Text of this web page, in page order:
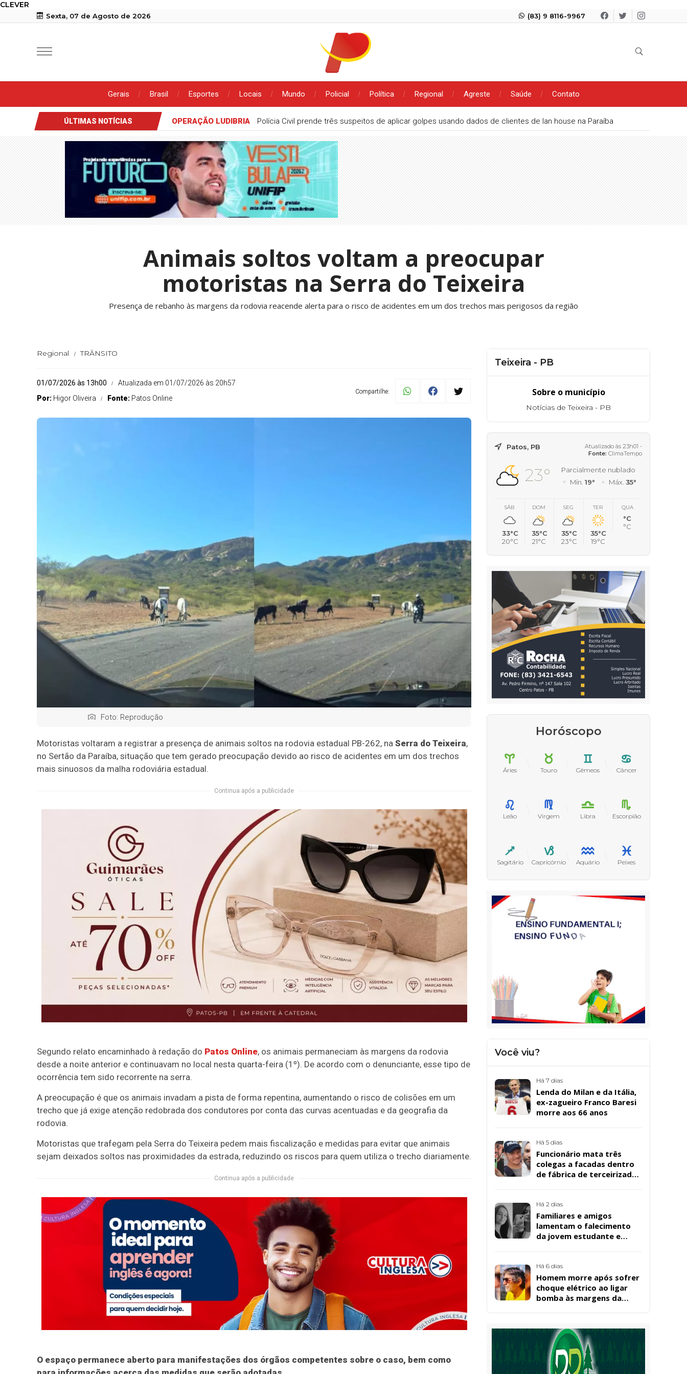
CLEVER
Sexta, 07 de Agosto de 2026 (83) 9 8116-9967
Gerais Brasil Esportes Locais Mundo Policial Política Regional Agreste Saúde Contato
ÚLTIMAS NOTÍCIAS OPERAÇÃO LUDIBRIA Polícia Civil prende três suspeitos de aplicar golpes usando dados de clientes de lan house na Paraíba
Animais soltos voltam a preocupar
motoristas na Serra do Teixeira
Presença de rebanho às margens da rodovia reacende alerta para o risco de acidentes em um dos trechos mais perigosos da região
Regional TRÂNSITO
01/07/2026 às 13h00
Atualizada em 01/07/2026 às 20h57
Por: Higor Oliveira Fonte: Patos Online
Compartilhe:
Foto: Reprodução
Motoristas voltaram a registrar a presença de animais soltos na rodovia estadual PB-262, na Serra do Teixeira,
no Sertão da Paraíba, situação que tem gerado preocupação devido ao risco de acidentes em um dos trechos
mais sinuosos da malha rodoviária estadual.
Continua após a publicidade
Segundo relato encaminhado à redação do Patos Online, os animais permaneciam às margens da rodovia
desde a noite anterior e continuavam no local nesta quarta-feira (1º). De acordo com o denunciante, esse tipo de
ocorrência tem sido recorrente na serra.
A preocupação é que os animais invadam a pista de forma repentina, aumentando o risco de colisões em um
trecho que já exige atenção redobrada dos condutores por conta das curvas acentuadas e da geografia da
rodovia.
Motoristas que trafegam pela Serra do Teixeira pedem mais fiscalização e medidas para evitar que animais
sejam deixados soltos nas proximidades da estrada, reduzindo os riscos para quem utiliza o trecho diariamente.
Continua após a publicidade
O espaço permanece aberto para manifestações dos órgãos competentes sobre o caso, bem como
Teixeira - PB
Sobre o município
Notícias de Teixeira - PB
Patos, PB
Atualizado às 23h01 -
Fonte: ClimaTempo
23°
Parcialmente nublado
Mín. 19° Máx. 35°
SÁB
33°C
20°C
DOM
35°C
21°C
SEG
35°C
23°C
TER
35°C
19°C
QUA
°C
°C
Horóscopo
Áries Touro Gêmeos Câncer
Leão Virgem Libra Escorpião
Sagitário Capricórnio Aquário Peixes
Você viu?
Há 7 dias
Lenda do Milan e da Itália,
ex-zagueiro Franco Baresi
morre aos 66 anos
Há 5 dias
Funcionário mata três
colegas a facadas dentro
de fábrica de terceirizada
Há 2 dias
Familiares e amigos
lamentam o falecimento
da jovem estudante e
Santos, em Patos
Há 6 dias
Homem morre após sofrer
choque elétrico ao ligar
bomba às margens da